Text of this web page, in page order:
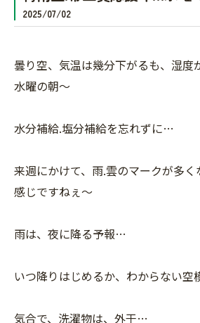
2025/07/02
曇り空、気温は幾分下がるも、湿度
水曜の朝〜
水分補給.塩分補給を忘れずに…
来週にかけて、雨.雲のマークが多く
感じですねぇ〜
雨は、夜に降る予報…
いつ降りはじめるか、わからない
気合で、洗濯物は、外干…